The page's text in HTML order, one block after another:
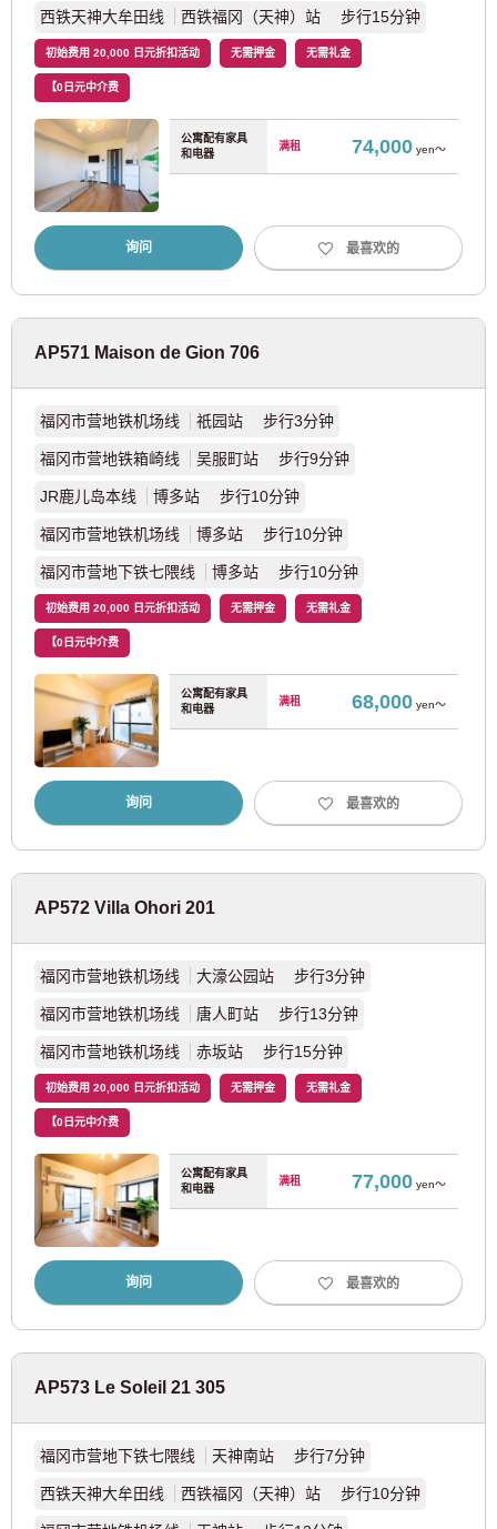
西铁天神大牟田线 西铁福冈（天神）站 步行15分钟
初始费用 20,000 日元折扣活动 无需押金 无需礼金
【0日元中介费
公寓配有家具
和电器
满租 74,000yen～
询问 最喜欢的
AP571 Maison de Gion 706
福冈市营地铁机场线 祇园站 步行3分钟
福冈市营地铁箱崎线 吴服町站 步行9分钟
JR鹿儿岛本线 博多站 步行10分钟
福冈市营地铁机场线 博多站 步行10分钟
福冈市营地下铁七隈线 博多站 步行10分钟
初始费用 20,000 日元折扣活动 无需押金 无需礼金
【0日元中介费
公寓配有家具
和电器
满租 68,000yen～
询问 最喜欢的
AP572 Villa Ohori 201
福冈市营地铁机场线 大濠公园站 步行3分钟
福冈市营地铁机场线 唐人町站 步行13分钟
福冈市营地铁机场线 赤坂站 步行15分钟
初始费用 20,000 日元折扣活动 无需押金 无需礼金
【0日元中介费
公寓配有家具
和电器
满租 77,000yen～
询问 最喜欢的
AP573 Le Soleil 21 305
福冈市营地下铁七隈线 天神南站 步行7分钟
西铁天神大牟田线 西铁福冈（天神）站 步行10分钟
都营新宿线 (22)
都营浅草线
日暮里/舍人班轮 (20)
都电荒川线 (21)
东急电铁
东急东横线 (93)
东急大井町线
东急世田谷线 (58)
东急目黑线 (41)
东急新横滨线 (3)
西武铁道
西武新宿线 (165)
西武池袋线 (91)
西武丰岛线 (15)
西武国分寺线 (4)
西武玉子线
京王电铁
京王线 (110)
京王井之头线 (46)
京王高尾线 (1)